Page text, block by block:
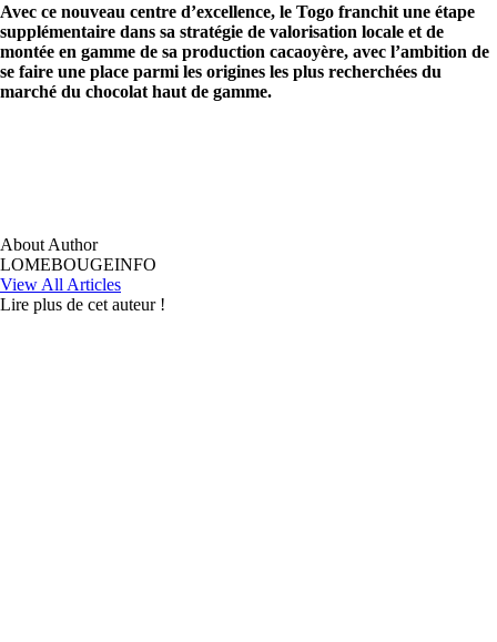
Avec ce nouveau centre d’excellence, le Togo franchit une étape
supplémentaire dans sa stratégie de valorisation locale et de
montée en gamme de sa production cacaoyère, avec l’ambition de
se faire une place parmi les origines les plus recherchées du
marché du chocolat haut de gamme.
About Author
LOMEBOUGEINFO
View All Articles
Lire plus de cet auteur !